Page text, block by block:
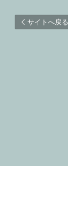
サイトへ戻る